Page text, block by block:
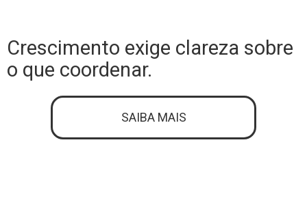
Crescimento exige clareza sobre
o que coordenar.
SAIBA MAIS